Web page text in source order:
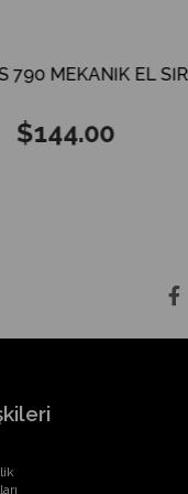
790 MEKANİK EL
$144.00